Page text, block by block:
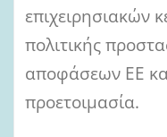
επιχειρησιακών
πολιτικής
αποφάσεων ΕΕ
προετοιμασία.